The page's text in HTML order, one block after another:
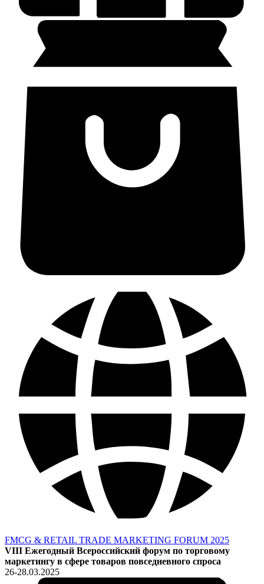
FMCG & RETAIL TRADE MARKETING FORUM 2025
VIII Ежегодный Всероссийский форум по торговому
маркетингу в сфере товаров повседневного спроса
26-28.03.2025